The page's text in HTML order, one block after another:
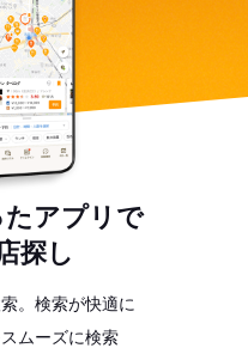
アプリで
探し
。検索が快適に
ムーズに検索